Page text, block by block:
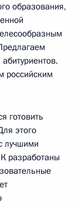
образования,
российским
готовить
этого
лучшими
разработаны